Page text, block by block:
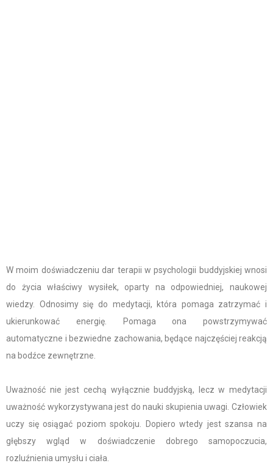
W moim doświadczeniu dar terapii w psychologii buddyjskiej wnosi
do życia właściwy wysiłek, oparty na odpowiedniej, naukowej
wiedzy. Odnosimy się do medytacji, która pomaga zatrzymać i
ukierunkować energię. Pomaga ona powstrzymywać
automatyczne i bezwiedne zachowania, będące najczęściej reakcją
na bodźce zewnętrzne.
Uważność nie jest cechą wyłącznie buddyjską, lecz w medytacji
uważność wykorzystywana jest do nauki skupienia uwagi. Człowiek
uczy się osiągać poziom spokoju. Dopiero wtedy jest szansa na
głębszy wgląd w doświadczenie dobrego samopoczucia,
rozluźnienia umysłu i ciała.